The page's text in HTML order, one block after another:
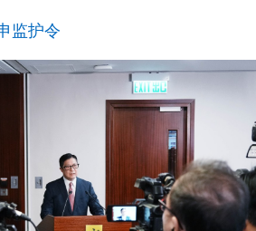
监护令